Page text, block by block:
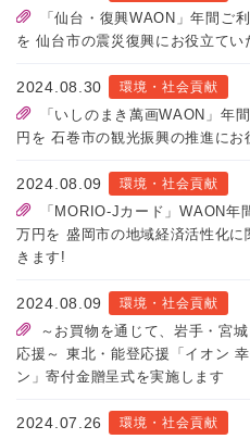
「仙台・復興WAON」年間ご
を 仙台市の震災復興にお役立てい
2024.08.30 環境・社会貢献
「いしのまき萬画WAON」年
円を 石巻市の観光振興の推進に
2024.08.09 環境・社会貢献
「MORIO-Jカード」WAON
万円を 盛岡市の地域経済活性化
きます!
2024.08.09 環境・社会貢献
～お買物を通じて、岩手・宮
応援～ 東北・能登応援「イオン
ン」寄付金贈呈式を実施します
2024.07.26 環境・社会貢献